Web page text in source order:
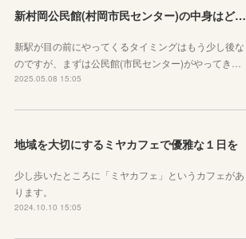
新村岡公民館(村岡市民センター)の中身はどんな感じか見てみよう
新駅が目の前にやってくるタイミングはもう少し後な
のですが、まずは公民館(市民センター)がやってき…
2025.05.08 15:05
地域を大切にするミヤカフェで優雅な１日を
少し歩いたところに「ミヤカフェ」というカフェがあ
ります。
2024.10.10 15:05